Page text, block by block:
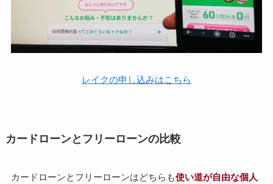
レイクの申し込みはこちら
カードローンとフリーローンの比較
カードローンとフリーローンはどちらも使い道が自由な個人